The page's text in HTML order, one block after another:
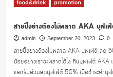
food&drink promotion
สายปิ้งย่างต้องไม่พลาด AKA บุฟเ
admin September 20, 2023 0
สายปิ้งย่างต้องไม่พลาด AKA บุฟเฟ่ต์ ลด
น้อยอย่างเราจะพลาดได้ไง กินบุฟเฟ่ต์
แลกรับส่วนลดบุฟเฟ่ต์ 50% เมื่อชำระค่าบุฟ